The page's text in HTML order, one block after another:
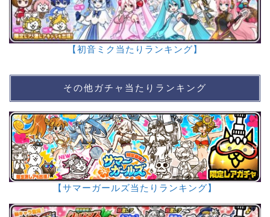
【初音ミク当たりランキング】
その他ガチャ当たりランキング
【サマーガールズ当たりランキング】